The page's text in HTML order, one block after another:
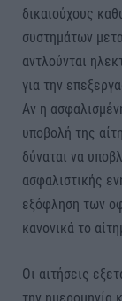
δικαιούχους
συστημάτων
αντλούνται
για την
Αν η
υποβολή της
δύναται να
ασφαλιστικής
εξόφληση των
κανονικά το
Οι αιτήσεις